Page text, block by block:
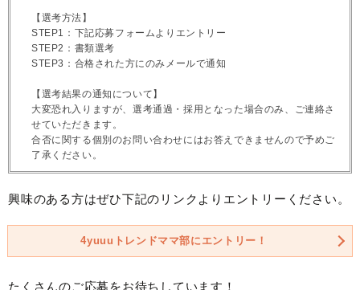
【選考方法】
STEP1：下記応募フォームよりエントリー
STEP2：書類選考
STEP3：合格された方にのみメールで通知
【選考結果の通知について】
大変恐れ入りますが、選考通過・採用となった場合のみ、ご連絡さ
せていただきます。
合否に関する個別のお問い合わせにはお答えできませんので予めご
了承ください。
興味のある方はぜひ下記のリンクよりエントリーください。
4yuuuトレンドママ部にエントリー！
たくさんのご応募をお待ちしています！